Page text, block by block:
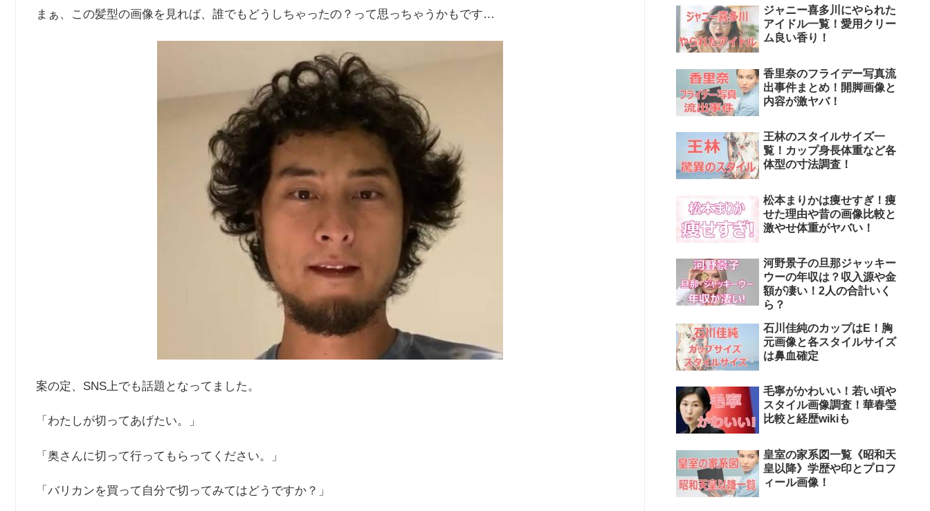
まぁ、この髪型の画像を見れば、誰でもどうしちゃったの？って思っちゃうかもです…
案の定、SNS上でも話題となってました。
「わたしが切ってあげたい。」
「奥さんに切って行ってもらってください。」
「バリカンを買って自分で切ってみてはどうですか？」
ジャニー喜多川にやられた
アイドル一覧！愛用クリー
ム良い香り！
香里奈のフライデー写真流
出事件まとめ！開脚画像と
内容が激ヤバ！
王林のスタイルサイズ一
覧！カップ身長体重など各
体型の寸法調査！
松本まりかは痩せすぎ！痩
せた理由や昔の画像比較と
激やせ体重がヤバい！
河野景子の旦那ジャッキー
ウーの年収は？収入源や金
額が凄い！2人の合計いく
ら？
石川佳純のカップはE！胸
元画像と各スタイルサイズ
は鼻血確定
毛寧がかわいい！若い頃や
スタイル画像調査！華春瑩
比較と経歴wikiも
皇室の家系図一覧《昭和天
皇以降》学歴や印とプロフ
ィール画像！